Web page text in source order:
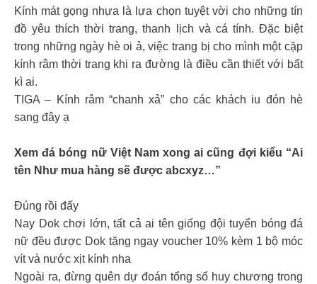
Kính mát gọng nhựa là lựa chọn tuyệt vời cho những tín
đồ yêu thích thời trang, thanh lịch và cá tính. Đặc biệt
trong những ngày hè oi ả, việc trang bị cho mình một cặp
kính râm thời trang khi ra đường là điều cần thiết với bất
kì ai.
TIGA – Kính râm “chanh xả” cho các khách iu đón hè
sang đây ạ
Xem đá bóng nữ Việt Nam xong ai cũng đợi kiểu “Ai
tên Như mua hàng sẽ được abcxyz…”
Đúng rồi đấy
Nay Dok chơi lớn, tất cả ai tên giống đội tuyển bóng đá
nữ đều được Dok tặng ngay voucher 10% kèm 1 bộ móc
vít và nước xịt kính nha
Ngoài ra, đừng quên dự đoán tổng số huy chương trong